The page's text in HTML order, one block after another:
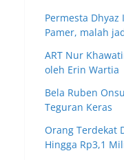
Permesta
Pamer, malah
ART Nur
oleh Erin Wartia
Bela Ruben
Teguran Keras
Orang Terdekat
Hingga Rp3,1